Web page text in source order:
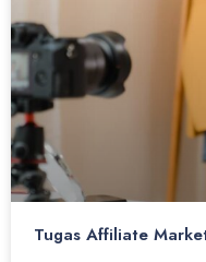
Tugas Affiliate